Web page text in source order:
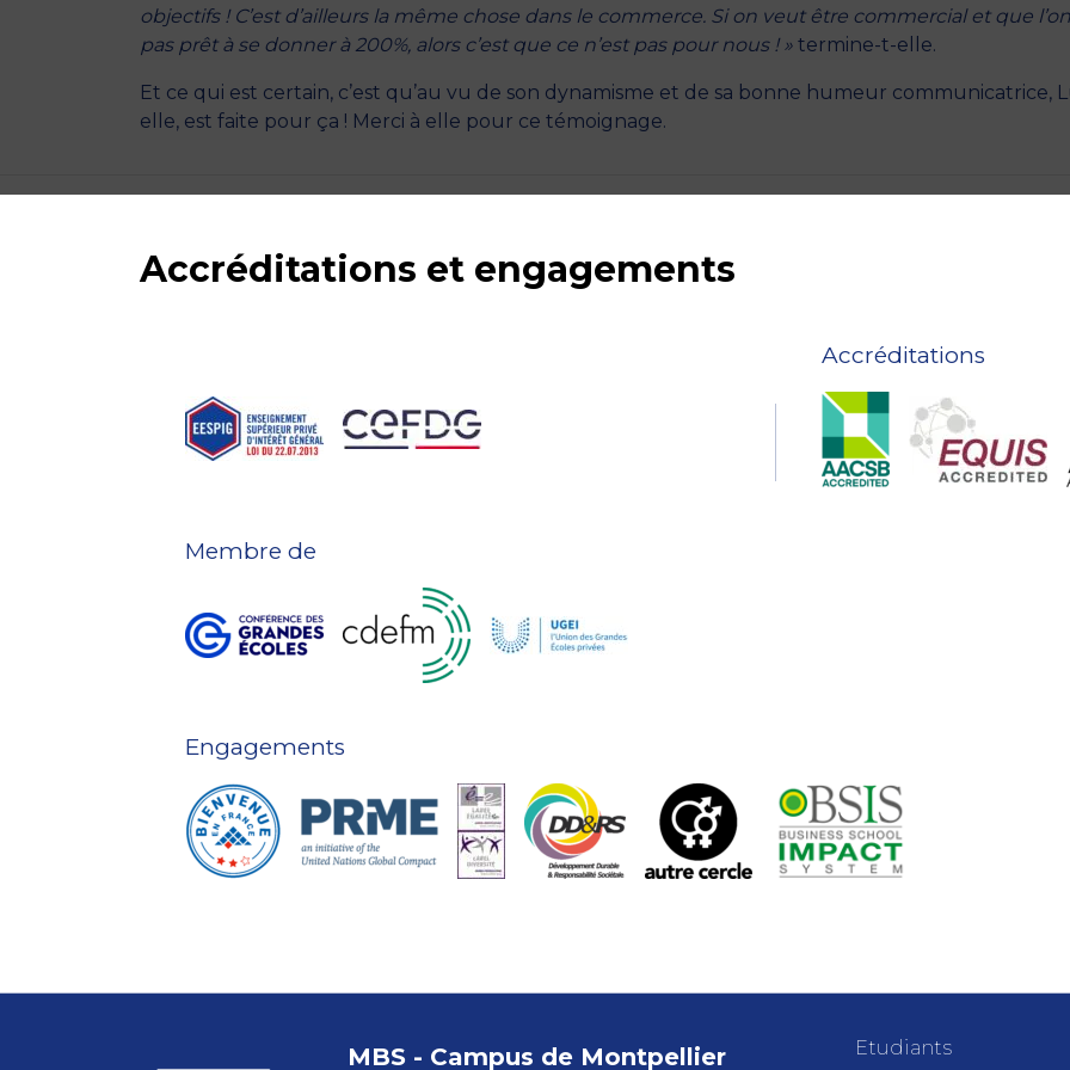
objectifs ! C’est d’ailleurs la même chose dans le commerce. Si on veut être commercial et que l’on
pas prêt à se donner à 200%, alors c’est que ce n’est pas pour nous ! » termine-t-elle.
Et ce qui est certain, c’est qu’au vu de son dynamisme et de sa bonne humeur communicatrice,
elle, est faite pour ça ! Merci à elle pour ce témoignage.
Accréditations et engagements
Accréditations
Membre de
Engagements
MBS - Campus de Montpellier Etudiants